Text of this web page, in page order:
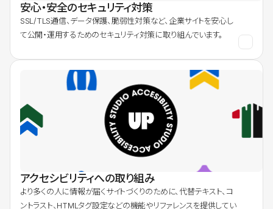
安心・安全のセキュリティ対策
SSL/TLS通信、データ保護、脆弱性対策など、企業サイトを安心し
て公開・運用するためのセキュリティ対策に取り組んでいます。
アクセシビリティへの取り組み
より多くの人に情報が届くサイトづくりのために、代替テキスト、コ
ントラスト、HTMLタグ設定などの機能やリファレンスを提供してい